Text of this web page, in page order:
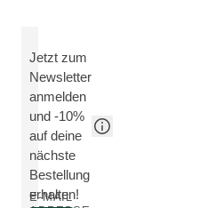
Jetzt zum
Newsletter
anmelden
und -10%
auf deine
nächste
Bestellung
erhalten!
E-MAIL